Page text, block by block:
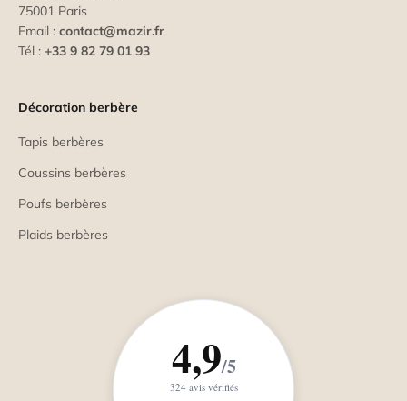
75001 Paris
Email : contact@mazir.fr
Tél : +33 9 82 79 01 93
Décoration berbère
Tapis berbères
Coussins berbères
Poufs berbères
Plaids berbères
4,9/5
324 avis vérifiés